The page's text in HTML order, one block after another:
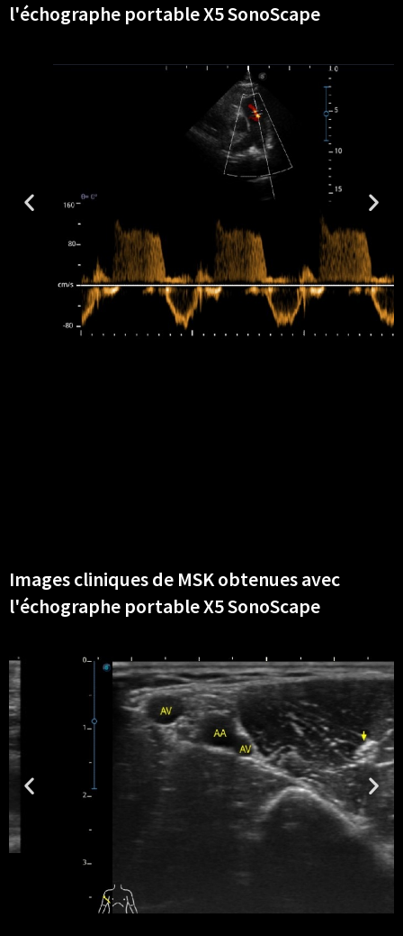
l'échographe portable X5 SonoScape
Images cliniques de MSK obtenues avec
l'échographe portable X5 SonoScape